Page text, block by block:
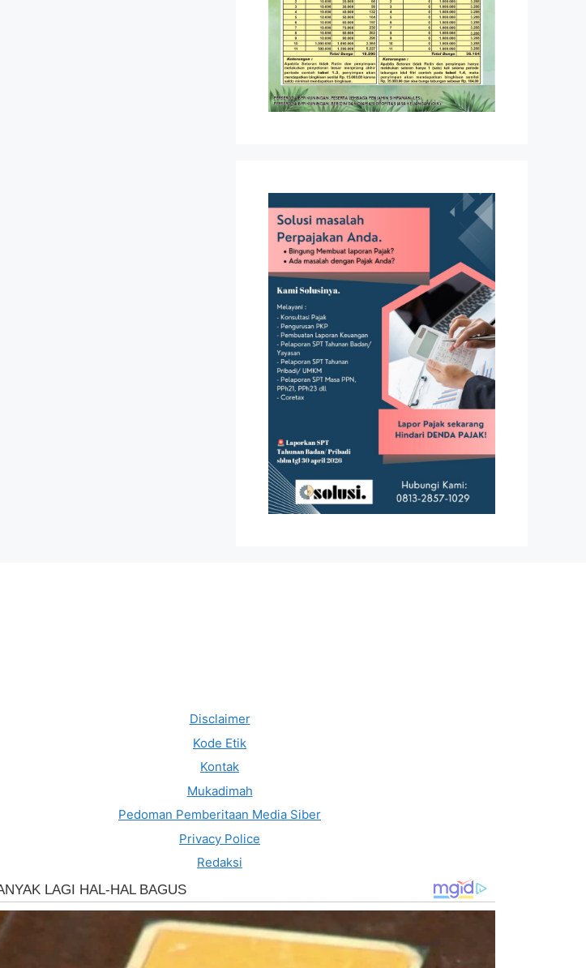
Disclaimer
Kode Etik
Kontak
Mukadimah
Pedoman Pemberitaan Media Siber
Privacy Police
Redaksi